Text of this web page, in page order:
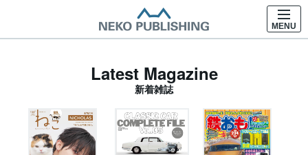
MENU
Latest Magazine
新着雑誌